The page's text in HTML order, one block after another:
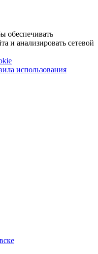
обеспечивать
и анализировать сетевой
использования